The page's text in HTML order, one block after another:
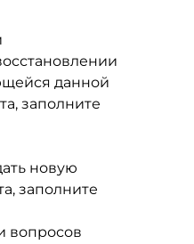
данной
заполните
новую
заполните
вопросов